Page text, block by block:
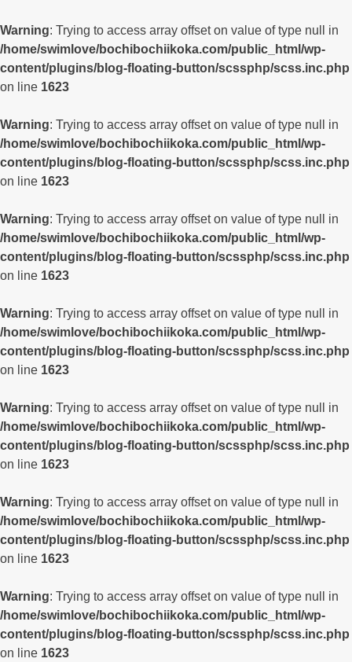
Warning: Trying to access array offset on value of type null in
/home/swimlove/bochibochiikoka.com/public_html/wp-
content/plugins/blog-floating-button/scssphp/scss.inc.php
on line 1623
Warning: Trying to access array offset on value of type null in
/home/swimlove/bochibochiikoka.com/public_html/wp-
content/plugins/blog-floating-button/scssphp/scss.inc.php
on line 1623
Warning: Trying to access array offset on value of type null in
/home/swimlove/bochibochiikoka.com/public_html/wp-
content/plugins/blog-floating-button/scssphp/scss.inc.php
on line 1623
Warning: Trying to access array offset on value of type null in
/home/swimlove/bochibochiikoka.com/public_html/wp-
content/plugins/blog-floating-button/scssphp/scss.inc.php
on line 1623
Warning: Trying to access array offset on value of type null in
/home/swimlove/bochibochiikoka.com/public_html/wp-
content/plugins/blog-floating-button/scssphp/scss.inc.php
on line 1623
Warning: Trying to access array offset on value of type null in
/home/swimlove/bochibochiikoka.com/public_html/wp-
content/plugins/blog-floating-button/scssphp/scss.inc.php
on line 1623
Warning: Trying to access array offset on value of type null in
/home/swimlove/bochibochiikoka.com/public_html/wp-
content/plugins/blog-floating-button/scssphp/scss.inc.php
on line 1623